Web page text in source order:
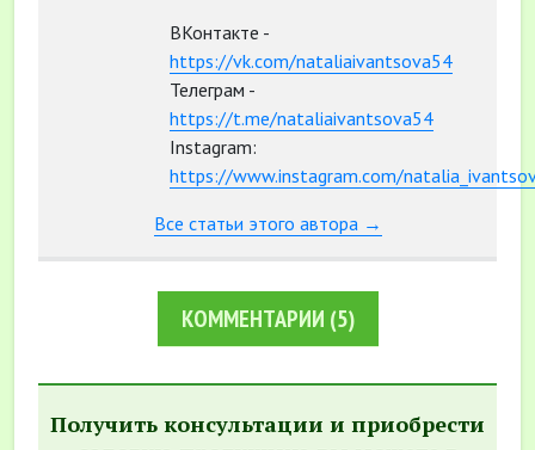
ВКонтакте -
https://vk.com/nataliaivantsova54
Телеграм -
https://t.me/nataliaivantsova54
Instagram:
https://www.instagram.com/
Все статьи этого автора →
КОММЕНТАРИИ (5)
Получить консультации и приобрести